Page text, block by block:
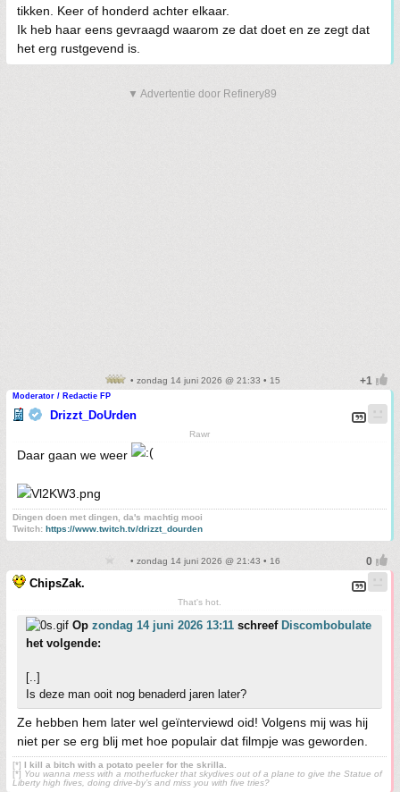
tikken. Keer of honderd achter elkaar.
Ik heb haar eens gevraagd waarom ze dat doet en ze zegt dat
het erg rustgevend is.
▼ Advertentie door Refinery89
• zondag 14 juni 2026 @ 21:33 • 15
Moderator / Redactie FP
Drizzt_DoUrden
Rawr
Daar gaan we weer
Dingen doen met dingen, da's machtig mooi
Twitch: https://www.twitch.tv/drizzt_dourden
• zondag 14 juni 2026 @ 21:43 • 16
ChipsZak.
That's hot.
Op zondag 14 juni 2026 13:11 schreef Discombobulate
het volgende:
[..]
Is deze man ooit nog benaderd jaren later?
Ze hebben hem later wel geïnterviewd oid! Volgens mij was hij
niet per se erg blij met hoe populair dat filmpje was geworden.
[*] I kill a bitch with a potato peeler for the skrilla.
[*] You wanna mess with a motherfucker that skydives out of a plane to give the Statue of
Liberty high fives, doing drive-by’s and miss you with five tries?